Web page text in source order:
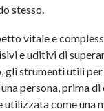
stesso.
vitale e
e uditivi di
gli strumenti utili
persona, prima
utilizzata come una